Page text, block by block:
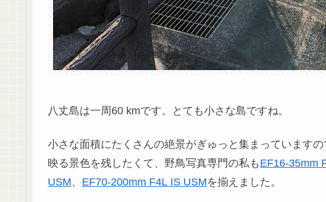
八丈島は一周60 kmです。とても小さな島ですね。
小さな面積にたくさんの絶景がぎゅっと集まっています
映る景色を残したくて、野鳥写真専門の私も EF16-35mm
USM、 EF70-200mm F4L IS USMを揃えました。